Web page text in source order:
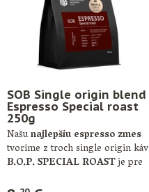
SOB Single origin blend
Espresso Special roast
250g
Našunajlepšiu espresso zmes
tvoríme z troch single origin káv
B.O.P. SPECIAL ROASTje pre